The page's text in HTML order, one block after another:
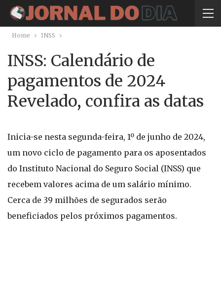
Home INSS
INSS: Calendário de
pagamentos de 2024
Revelado, confira as datas
Inicia-se nesta segunda-feira, 1º de junho de 2024,
um novo ciclo de pagamento para os aposentados
do Instituto Nacional do Seguro Social (INSS) que
recebem valores acima de um salário mínimo.
Cerca de 39 milhões de segurados serão
beneficiados pelos próximos pagamentos.